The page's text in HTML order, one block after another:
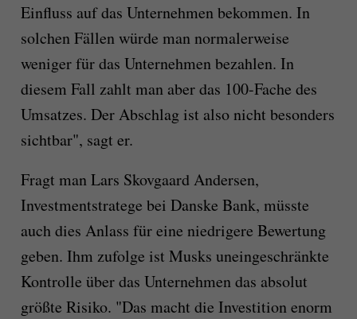
Einfluss auf das Unternehmen bekommen. In
solchen Fällen würde man normalerweise
weniger für das Unternehmen bezahlen. In
diesem Fall zahlt man aber das 100-Fache des
Umsatzes. Der Abschlag ist also nicht besonders
sichtbar", sagt er.
Fragt man Lars Skovgaard Andersen,
Investmentstratege bei Danske Bank, müsste
auch dies Anlass für eine niedrigere Bewertung
geben. Ihm zufolge ist Musks uneingeschränkte
Kontrolle über das Unternehmen das absolut
größte Risiko. "Das macht die Investition enorm